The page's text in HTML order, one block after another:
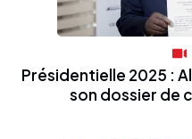
Présidentielle 2025 :
son dossier de